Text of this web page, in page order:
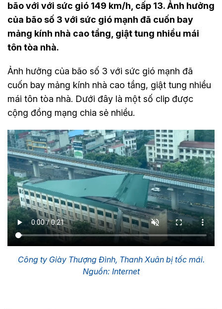
bão với với sức gió 149 km/h, cấp 13. Ảnh hưởng
của bão số 3 với sức gió mạnh đã cuốn bay
mảng kính nhà cao tầng, giật tung nhiều mái
tôn tòa nhà.
Ảnh hưởng của bão số 3 với sức gió mạnh đã
cuốn bay mảng kính nhà cao tầng, giật tung nhiều
mái tôn tòa nhà. Dưới đây là một số clip được
cộng đồng mạng chia sẻ nhiều.
Công ty Giày Thượng Đình, Thanh Xuân bị tốc mái.
Nguồn: Internet